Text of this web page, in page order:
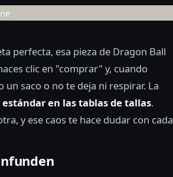
perfecta, esa pieza de Dragon Ball
clic en "comprar" y, cuando
saco o no te deja ni respirar. La
en las tablas de tallas.
y ese caos te hace dudar con cada